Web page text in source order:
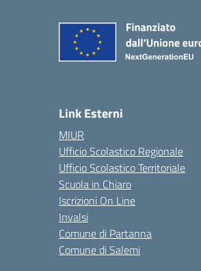
Link Esterni
MIUR
Ufficio Scolastico Regionale
Ufficio Scolastico Territoriale
Scuola in Chiaro
Iscrizioni On Line
Invalsi
Comune di Partanna
Comune di Salemi